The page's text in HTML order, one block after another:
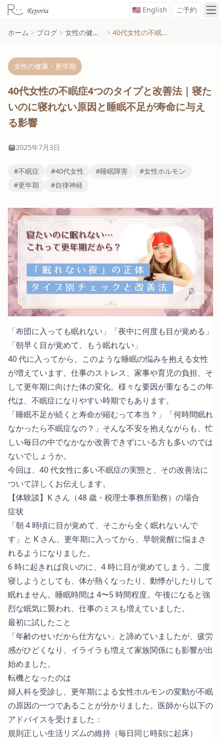
🇺🇸 English ご予約 メ
ホーム > ブログ > 女性の健康・更年期 > 40代女性の不眠症4つのタイプと改善法｜寝たいのに寝れない原因と睡眠不足が寿命に与える影響
女性の健康・更年期
40代女性の不眠症4つのタイプと改善法｜寝た
いのに寝れない原因と睡眠不足が寿命に与え
る影響
2025年7月3日
#不眠症 #40代女性 #睡眠障害
#女性ホルモン
#更年期
#自律神経
「布団に入っても眠れない」「夜中に何度も目が覚める」
「朝早く目が覚めて、もう眠れない」
40 代に入ってから、このような睡眠の悩みを抱える女性
が増えています。仕事のストレス、家事や育児の負担、そ
して更年期に向けた体の変化。様々な要因が重なるこの年
代は、不眠症になりやすい時期でもあります。
「睡眠不足が続くと寿命が縮むって本当？」「何時間眠れ
なかったら不眠症なの？」そんな不安を抱えながらも、忙
しい毎日の中でなかなか改善できずにいる方も多いのでは
ないでしょうか。
今回は、40 代女性に多い不眠症の実態と、その改善法に
ついて詳しくお伝えします。
【体験談】K さん（48 歳・税理士事務所勤務）の場合
症状
「朝 4 時頃に目が覚めて、そこから全く眠れないんで
す」と K さん。更年期に入ってから、早朝覚醒に悩まさ
れるようになりました。
6 時に起きれば良いのに、4 時に目が覚めてしまう。二度
寝しようとしても、体が熱くなったり、動悸がしたりして
眠れません。睡眠時間は 4〜5 時間程度。午後になると強
烈な眠気に襲われ、仕事のミスも増えていました。
最初に試したこと
「年齢のせいだから仕方ない」と諦めていましたが、疲労
感がひどくなり、イライラも増えて家族関係にも影響が出
始めました。
転機となったのは
婦人科を受診し、更年期による女性ホルモンの変動が不眠
の原因の一つであることが分かりました。医師から以下の
アドバイスを受けました：
規則正しい生活リズムの維持（毎日同じ時刻に起床）